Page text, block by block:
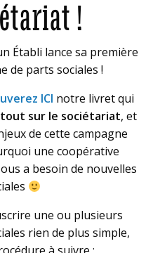
!
Établi lance sa première
de parts sociales !
ICI notre livret qui
tout sur le sociétariat, et
de cette campagne
une coopérative
a besoin de nouvelles
une ou plusieurs
rien de plus simple,